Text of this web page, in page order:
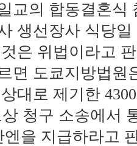
교의 합동결혼식
생선장사 식당
은 위법이라고
면 도쿄지방법원
대로 제기한
청구 소송에서
엔을 지급하라고